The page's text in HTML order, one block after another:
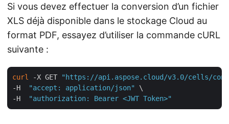
Si vous devez effectuer la conversion d’un fichier
XLS déjà disponible dans le stockage Cloud au
format PDF, essayez d’utiliser la commande cURL
suivante :
curl -X GET
"https://api.aspose.cloud/v3.0/cells/
-H
"accept: application/json"
\
-H
"authorization: Bearer <JWT Token>"